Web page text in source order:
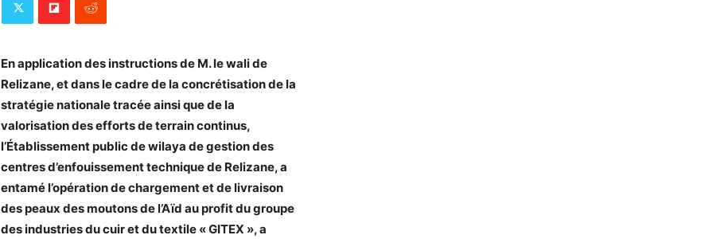
En application des instructions de M. le wali de
Relizane, et dans le cadre de la concrétisation de la
stratégie nationale tracée ainsi que de la
valorisation des efforts de terrain continus,
l’Établissement public de wilaya de gestion des
centres d’enfouissement technique de Relizane, a
entamé l’opération de chargement et de livraison
des peaux des moutons de l’Aïd au profit du groupe
des industries du cuir et du textile « GITEX », a